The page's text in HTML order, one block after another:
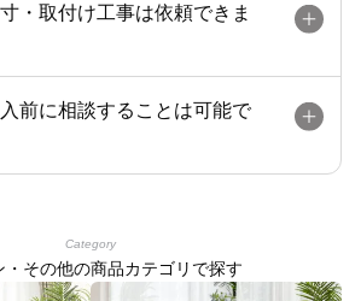
・取付け工事は依頼できま
前に相談することは可能で
Category
・その他の商品カテゴリで探す